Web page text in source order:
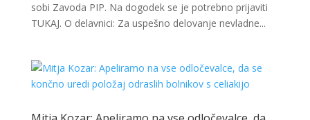
sobi Zavoda PIP. Na dogodek se je potrebno prijaviti
TUKAJ. O delavnici: Za uspešno delovanje nevladne...